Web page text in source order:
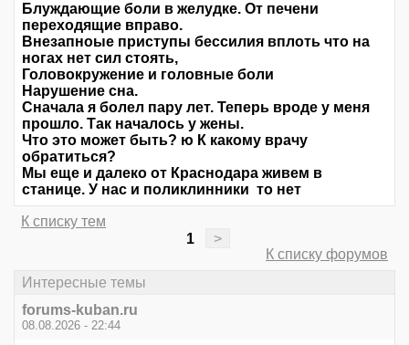
Блуждающие боли в желудке. От печени
переходящие вправо.
Внезапноые приступы бессилия вплоть что на
ногах нет сил стоять,
Головокружение и головные боли
Нарушение сна.
Сначала я болел пару лет. Теперь вроде у меня
прошло. Так началось у жены.
Что это может быть? ю К какому врачу
обратиться?
Мы еще и далеко от Краснодара живем в
станице. У нас и поликлинники то нет
К списку тем
1
>
К списку форумов
Интересные темы
forums-kuban.ru
08.08.2026 - 22:44